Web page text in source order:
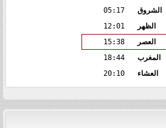
الشروق
05:17
الظهر
12:01
العصر
15:38
المغرب
18:44
العشاء
20:10